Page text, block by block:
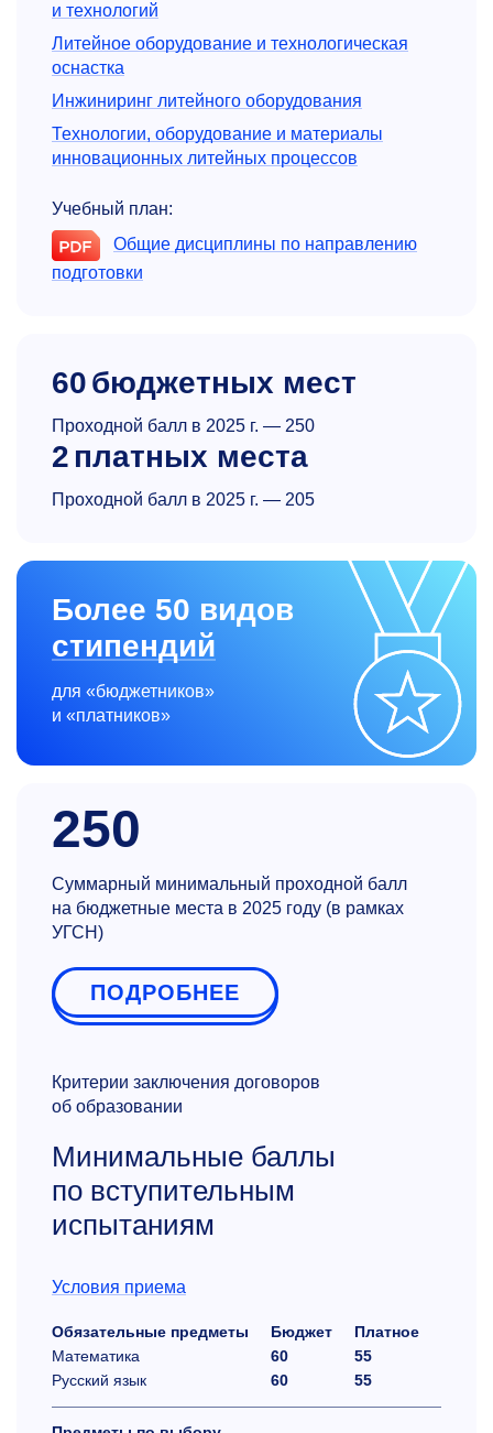
и технологий
Литейное оборудование и технологическая
оснастка
Инжиниринг литейного оборудования
Технологии, оборудование и материалы
инновационных литейных процессов
Учебный план:
Общие дисциплины по направлению
подготовки
60бюджетных мест
Проходной балл в 2025 г. — 250
2 платных места
Проходной балл в 2025 г. — 205
Более 50 видов
стипендий
для «бюджетников»
и «платников»
250
Суммарный минимальный проходной балл
на бюджетные места в 2025 году (в рамках
УГСН)
ПОДРОБНЕЕ
Критерии заключения договоров
об образовании
Минимальные баллы
по вступительным
испытаниям
Условия приема
Обязательные предметы Бюджет
Платное
Математика
60
55
Русский язык
60 55